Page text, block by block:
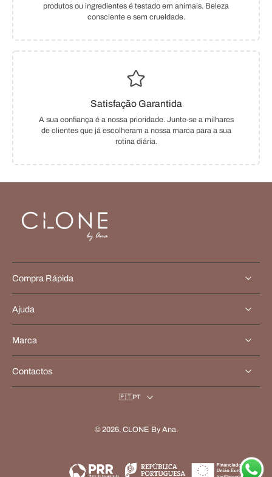
produtos ou ingredientes é testado em animais. Beleza
consciente e sem crueldade.
Satisfação Garantida
A sua confiança é a nossa prioridade. Junte-se a milhares
de clientes que já escolheram a nossa marca para a sua
rotina diária.
Compra Rápida
Ajuda
Marca
Contactos
🇵🇹PT
© 2026, CLONE By Ana.